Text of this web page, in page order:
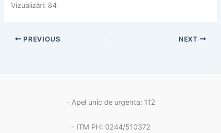
Vizualizări: 84
PREVIOUS NEXT
- Apel unic de urgenta: 112
- ITM PH: 0244/510372